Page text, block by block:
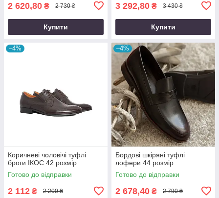
2 620,80 ₴ 2 730 ₴
Купити
3 292,80 ₴ 3 430 ₴
Купити
–4%
Коричневі чоловічі туфлі
броги ІКОС 42 розмір
Готово до відправки
2 112 ₴ 2 200 ₴
–4%
Бордові шкіряні туфлі
лофери 44 розмір
Готово до відправки
2 678,40 ₴ 2 790 ₴